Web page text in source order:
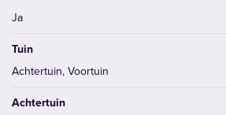
Ja
Tuin
Achtertuin, Voortuin
Achtertuin